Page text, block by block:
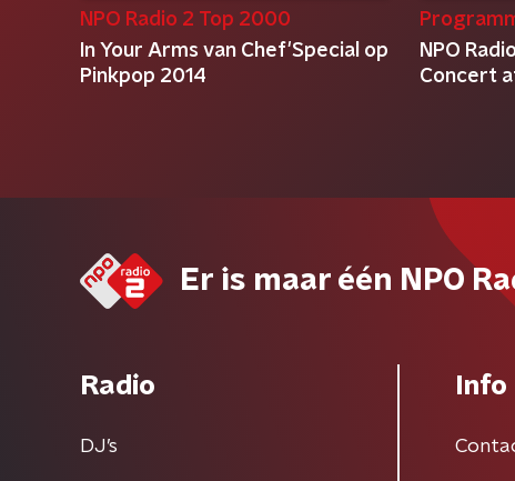
NPO Radio 2 Top 2000
In Your Arms van Chef'Special op
Pinkpop 2014
NPO
Concert
Er is maar één NPO
Radio
DJ’s
Info